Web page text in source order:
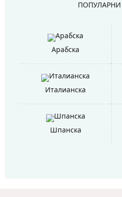
ПОПУЛАРНИ
Арабска
Италианска
Шпанска